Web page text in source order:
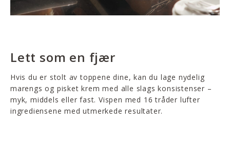
Lett som en fjær
Hvis du er stolt av toppene dine, kan du lage nydelig
marengs og pisket krem med alle slags konsistenser –
myk, middels eller fast. Vispen med 16 tråder lufter
ingrediensene med utmerkede resultater.